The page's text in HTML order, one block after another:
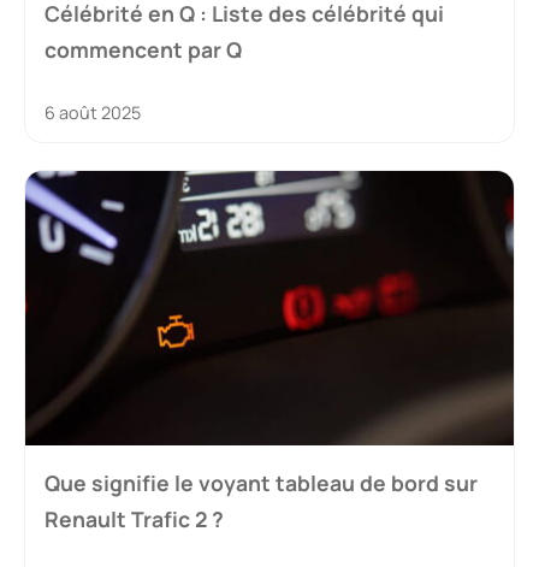
Célébrité en Q : Liste des célébrité qui
commencent par Q
6 août 2025
Que signifie le voyant tableau de bord sur
Renault Trafic 2 ?